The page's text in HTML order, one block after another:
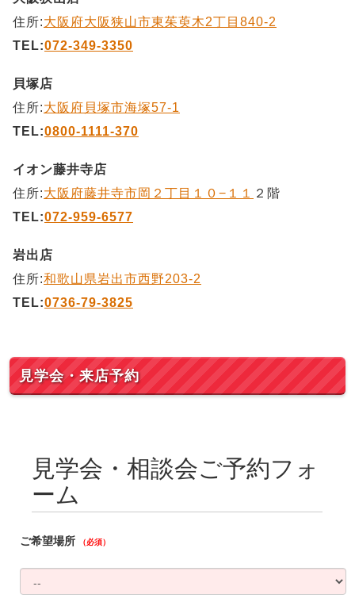
住所:大阪府大阪狭山市東茱萸木2丁目840-2
TEL:072-349-3350
貝塚店
住所:大阪府貝塚市海塚57-1
TEL:0800-1111-370
イオン藤井寺店
住所:大阪府藤井寺市岡２丁目１０−１１
２階
TEL:072-959-6577
岩出店
住所:和歌山県岩出市西野203-2
TEL:0736-79-3825
見学会・来店予約